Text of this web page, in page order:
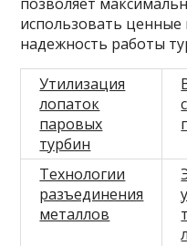
использовать
надежность работы
Утилизация
лопаток
паровых
турбин
Технологии
разъединения
металлов